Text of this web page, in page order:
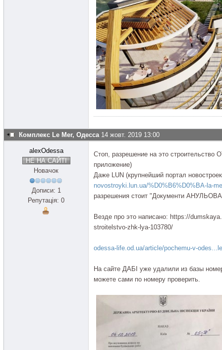
Комплекс Le Mer, Одесса 14 жовт. 2019 13:00
alexOdessa
НЕ НА САЙТІ
Новачок
Дописи: 1
Репутація: 0
Стоп, разрешение на это
приложение)
Даже LUN (крупнейший портал
novostroyki.lun.ua/%D0%B6%D0%BA-la-
разрешения стоит "Документи
Везде про это написано: https://
stroitelstvo-zhk-lya-103780/
odessa-life.od.ua/article/pochemu-v-
На сайте ДАБI уже удалили из базы
можете сами по номеру проверить.